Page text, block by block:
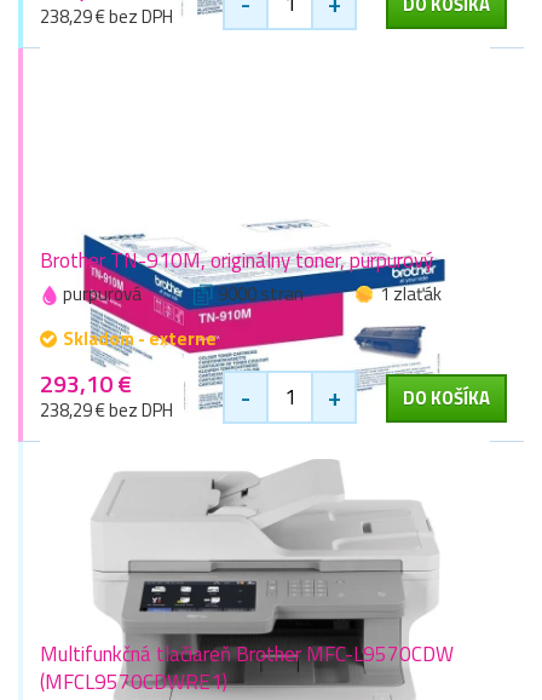
238,29 € bez DPH
Brother TN-910M, originálny toner, purpurový
purpurová 9000 stran
1 zlaťák
Skladom - externe
293,10 €
238,29 € bez DPH - + DO KOŠÍKA
Multifunkčná tlačiareň Brother MFC-L9570CDW
(MFCL9570CDWRE1)